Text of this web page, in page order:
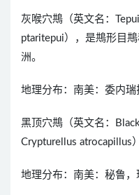
灰喉穴䳍（英文名：
ptaritepui），是䳍形目
洲。
地理分布：南美：委内瑞
黑顶穴䳍（英文名：
Crypturellus atrocapillus
地理分布：南美：秘鲁，